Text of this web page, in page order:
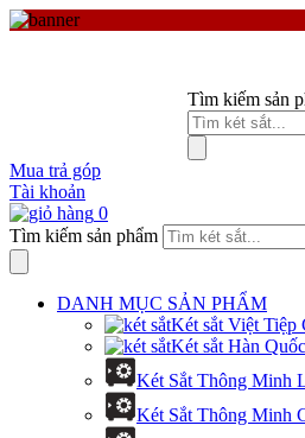
Tìm kiếm sản
Mua trả góp
Tài khoản
0
Tìm kiếm sản phẩm
DANH MỤC SẢN PHẨM
Két sắt Việt Tiệp
Két sắt Hàn
Két Sắt Thông Minh
Két Sắt Thông Minh